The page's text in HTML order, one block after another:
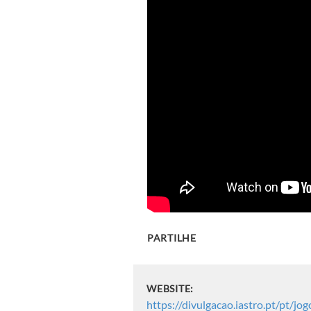
PARTILHE
WEBSITE:
https://divulgacao.iastro.pt/pt/